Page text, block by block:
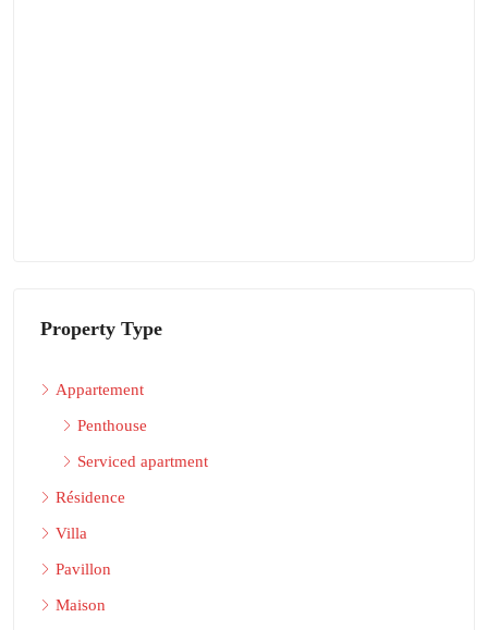
Property Type
Appartement
Penthouse
Serviced apartment
Résidence
Villa
Pavillon
Maison